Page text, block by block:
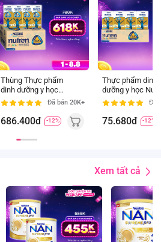
180
ml
4 hộp/lốc
1-10 tuổi
Thùng Thực phẩm
dinh dưỡng y học
Nutren Junior 180ml
(1 -10 tuổi) (Lốc 4
hộp)
Đã bán 20K+
686.400đ -12%
Thực phẩm dinh
dưỡng y học
Junior 110ml (1 -
tuổi) (Lốc 4 hộp)
Đã
75.680đ -12%
Xem tất cả
800
gr